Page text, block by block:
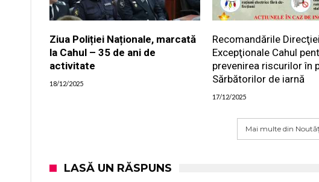
Ziua Poliției Naționale, marcată
la Cahul – 35 de ani de
activitate
18/12/2025
Recomandările
Excepţionale Cahul
prevenirea riscurilor în
Sărbătorilor de iarnă
17/12/2025
Mai multe din
LASĂ UN RĂSPUNS